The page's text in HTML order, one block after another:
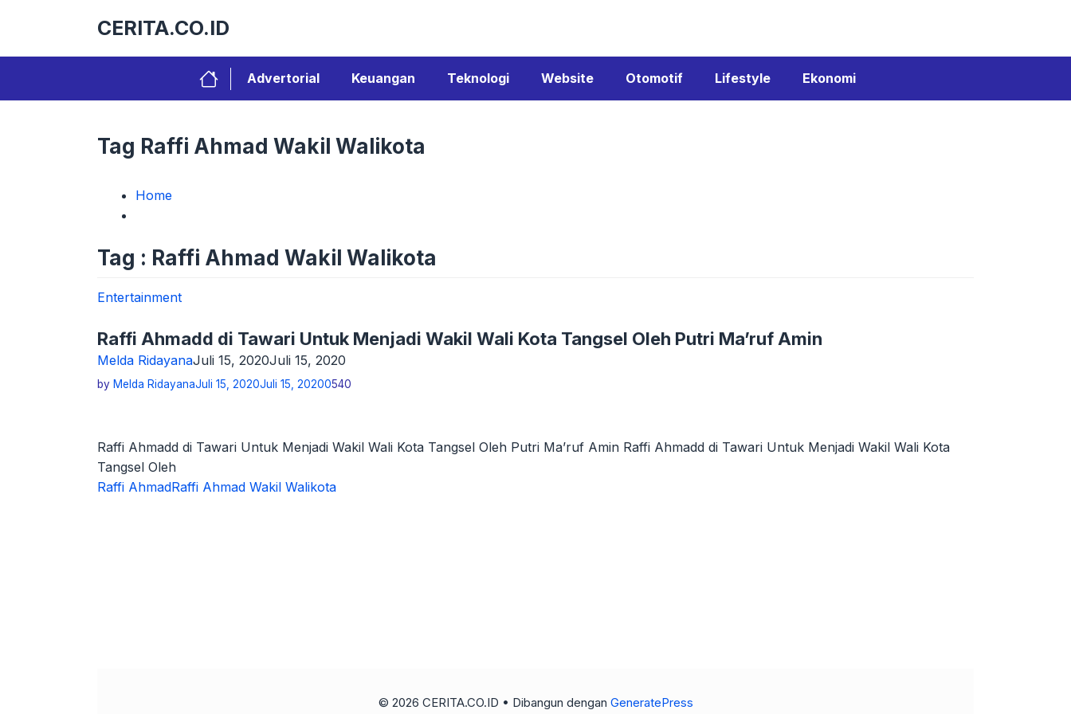
CERITA.CO.ID
Advertorial Keuangan Teknologi Website Otomotif Lifestyle Ekonomi
Tag Raffi Ahmad Wakil Walikota
Home
Tag : Raffi Ahmad Wakil Walikota
Entertainment
Raffi Ahmadd di Tawari Untuk Menjadi Wakil Wali Kota Tangsel Oleh Putri Ma’ruf Amin
Melda RidayanaJuli 15, 2020Juli 15, 2020
by Melda RidayanaJuli 15, 2020Juli 15, 20200540
Raffi Ahmadd di Tawari Untuk Menjadi Wakil Wali Kota Tangsel Oleh Putri Ma’ruf Amin Raffi Ahmadd di Tawari Untuk Menjadi Wakil Wali Kota
Tangsel Oleh
Raffi AhmadRaffi Ahmad Wakil Walikota
© 2026 CERITA.CO.ID • Dibangun dengan GeneratePress